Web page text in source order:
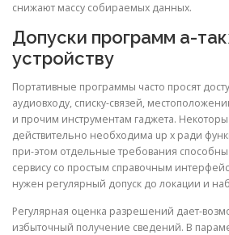
снижают массу собираемых данных.
Допуски программ а-
устройству
Портативные программы часто просят
аудиовходу, списку-связей,
и прочим инструментам гаджета.
действительно необходима up x ради
при-этом отдельные требования
сервису со простым справочным
нужен регулярный допуск до локации и
Регулярная оценка разрешений дает-
избыточный получение сведений. В